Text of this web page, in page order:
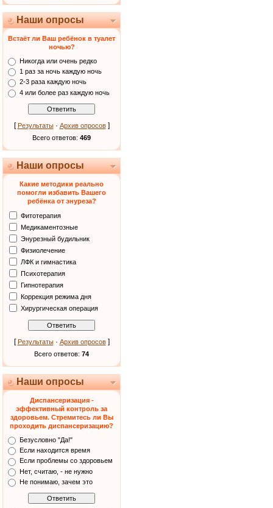
Наши опросы
Встаёт ли Ваш ребёнок в туалет
ночью?
Никогда или очень редко
1 раз за ночь каждую ночь
2-3 раза каждую ночь
4 или более раз каждую ночь
[ Результаты· Архив опросов]
Всего ответов: 469
Наши опросы
Какие методики реально
помогли избавить Вашего
ребёнка от энуреза?
Фитотерапия
Медикаментозные
Энурезный будильник
Физиолечение
ЛФК и гимнастика
Психотерапия
Гипнотерапия
Коррекция режима дня
Хирургическая операция
[ Результаты· Архив опросов]
Всего ответов: 74
Наши опросы
Диспансеризация -
эффективный контроль за
здоровьем. Стремитесь ли Вы
проходить диспансеризацию?
Безусловно "Да!"
Если находится время
Если проблемы со здоровьем
Нет, считаю, - не нужно
Не понимаю, зачем это